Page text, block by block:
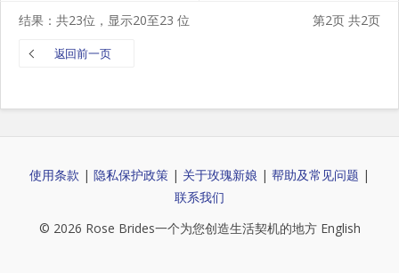
返回前一页
第2页 共2页
结果：共23位，显示20至23 位
使用条款 | 隐私保护政策 | 关于玫瑰新娘 | 帮助及常见问题 |
联系我们
© 2026 Rose Brides一个为您创造生活契机的地方 English